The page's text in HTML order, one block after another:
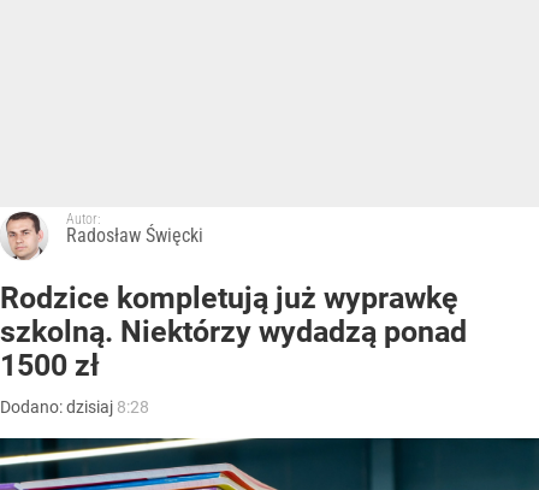
Autor:
Radosław Święcki
Rodzice kompletują już wyprawkę
szkolną. Niektórzy wydadzą ponad
1500 zł
Dodano:dzisiaj 8:28